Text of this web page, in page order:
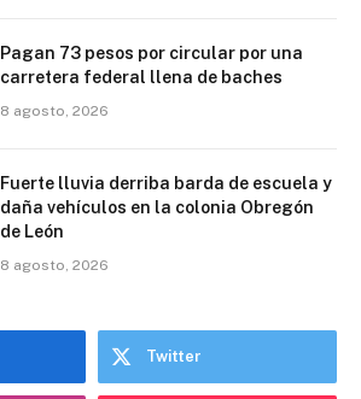
Pagan 73 pesos por circular por una
carretera federal llena de baches
8 agosto, 2026
Fuerte lluvia derriba barda de escuela y
daña vehículos en la colonia Obregón
de León
8 agosto, 2026
Twitter